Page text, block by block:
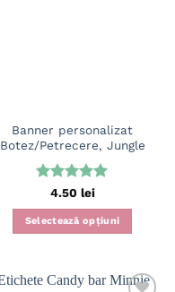
Banner personalizat
Botez/Petrecere, Jungle
Evaluat la
5din 5
4.50 lei
Selectează opțiuni